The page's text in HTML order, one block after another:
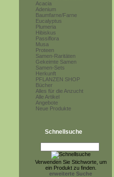
Acacia
Adenium
Baumfarne/Farne
Eucalyptus
Plumeria
Hibiskus
Passiflora
Musa
Proteen
Samen-Raritäten
Gekeimte Samen
Samen-Sets
Herkunft
PFLANZEN SHOP
Bücher
Alles für die Anzucht
Alle Artikel
Angebote
Neue Produkte
Schnellsuche
Verwenden Sie Stichworte, um
ein Produkt zu finden.
erweiterte Suche